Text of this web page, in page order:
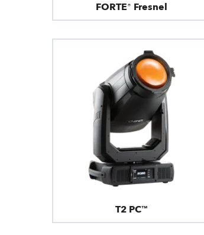
FORTE® Fresnel
T2 PC™